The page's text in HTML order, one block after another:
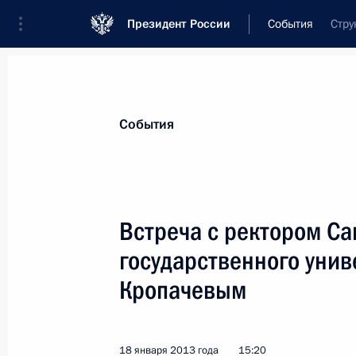
Президент России События
Новости
Владимир Путин встретится с
Виктором Орбаном
События
Встреча с ректором
государственного
Кропачевым
18 января 2013 года 15:20